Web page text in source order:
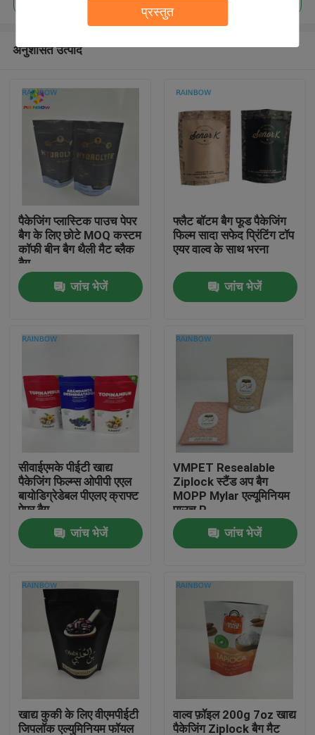
प्रस्तुत
हमारे बारे में
हमसे संपर्क करें
समाचार
मामले
उद्धरण मांगें
प्लास्टिक पाउच पैकेजिंग
स्नैक बैग पैकेजिंग
टोंटी थैली पैकेजिंग
अनुशंसित उत्पाद
पैकेजिंग प्लास्टिक पाउच पेपर
बैग के लिए छोटे MOQ कस्टम
कॉफी बीन बैग थैली मैट ब्लैक
बैग
जांच भेजें
फ्लैट बॉटम बैग फूड पैकेजिंग
फिल्म सादा सफेद प्रिंटिंग टॉप
एयर वाल्व के साथ भरना
जांच भेजें
सीवाईएमके पीईटी खाद्य
पैकेजिंग फिल्म्स ओपीपी एएल
बायोडिग्रेडेबल पीएलए क्राफ्ट
पेपर बैग
जांच भेजें
VMPET Resealable
Ziplock स्टैंड अप बैग
MOPP Mylar एल्यूमिनियम
पाउच P
जांच भेजें
खाद्य कुकी के लिए वीएमपीईटी
जिपलॉक एल्युमिनियम फॉयल
वाल्व फ़ॉइल 200g 7oz खाद्य
पैकेजिंग Ziplock बैग मैट